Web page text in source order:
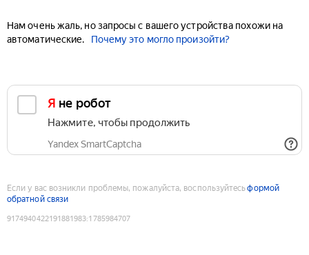
Нам очень жаль, но запросы с вашего устройства похожи на
автоматические.
Почему это могло произойти?
Я не робот
Нажмите, чтобы продолжить
Yandex SmartCaptcha
Если у вас возникли проблемы, пожалуйста, воспользуйтесьформой
обратной связи
9174940422191881983:1785984707